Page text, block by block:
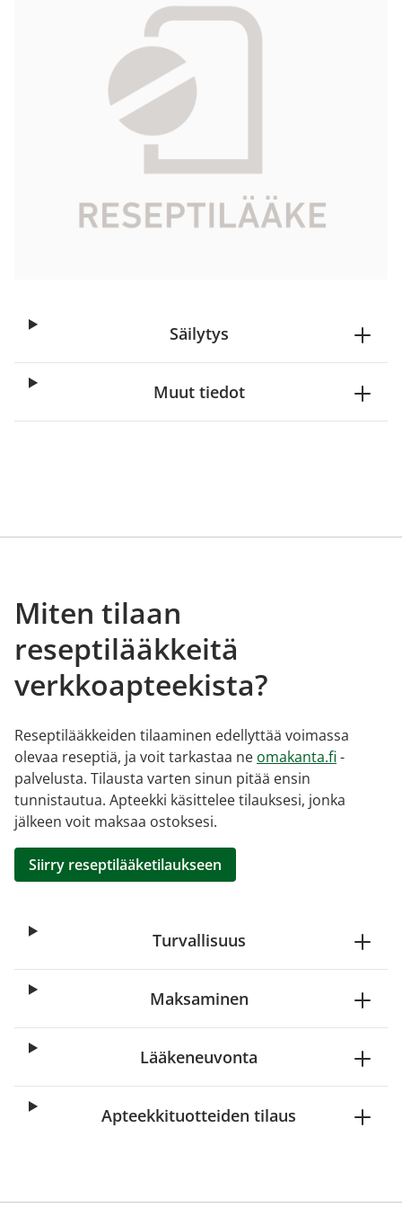
110395
Vaikuttava aine
desogestreeli, etinyyliestradioli
3 x 21 fol
Organon Finland
Tarkista Kela-korvattavuus
Aloita reseptitilaus
Säilytys
Muut tiedot
Miten tilaan
reseptilääkkeitä
verkkoapteekista?
Reseptilääkkeiden tilaaminen edellyttää voimassa
olevaa reseptiä, ja voit tarkastaa ne omakanta.fi -
palvelusta. Tilausta varten sinun pitää ensin
tunnistautua. Apteekki käsittelee tilauksesi, jonka
jälkeen voit maksaa ostoksesi.
Siirry reseptilääketilaukseen
Turvallisuus
Maksaminen
Lääkeneuvonta
Apteekkituotteiden tilaus